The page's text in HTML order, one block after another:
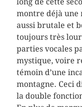
montre déjà une
aussi brutale et
toujours très
parties vocales
mystique, voire
témoin d’une
montagne. Ceci
la double